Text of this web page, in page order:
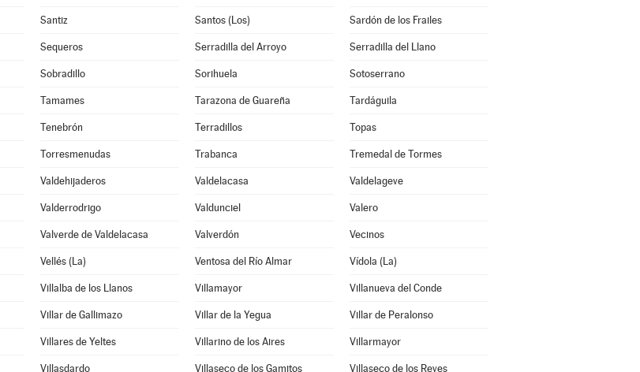
Santiz Santos (Los) Sardón de los Frailes
Sequeros Serradilla del Arroyo Serradilla del Llano
Sobradillo Sorihuela Sotoserrano
Tamames Tarazona de Guareña Tardáguila
Tenebrón Terradillos Topas
Torresmenudas Trabanca Tremedal de Tormes
Valdehijaderos Valdelacasa Valdelageve
Valderrodrigo Valdunciel Valero
Valverde de Valdelacasa Valverdón Vecinos
Vellés (La) Ventosa del Río Almar Vídola (La)
Villalba de los Llanos Villamayor Villanueva del Conde
Villar de Gallimazo Villar de la Yegua Villar de Peralonso
Villares de Yeltes Villarino de los Aires Villarmayor
Villasdardo Villaseco de los Gamitos Villaseco de los Reyes